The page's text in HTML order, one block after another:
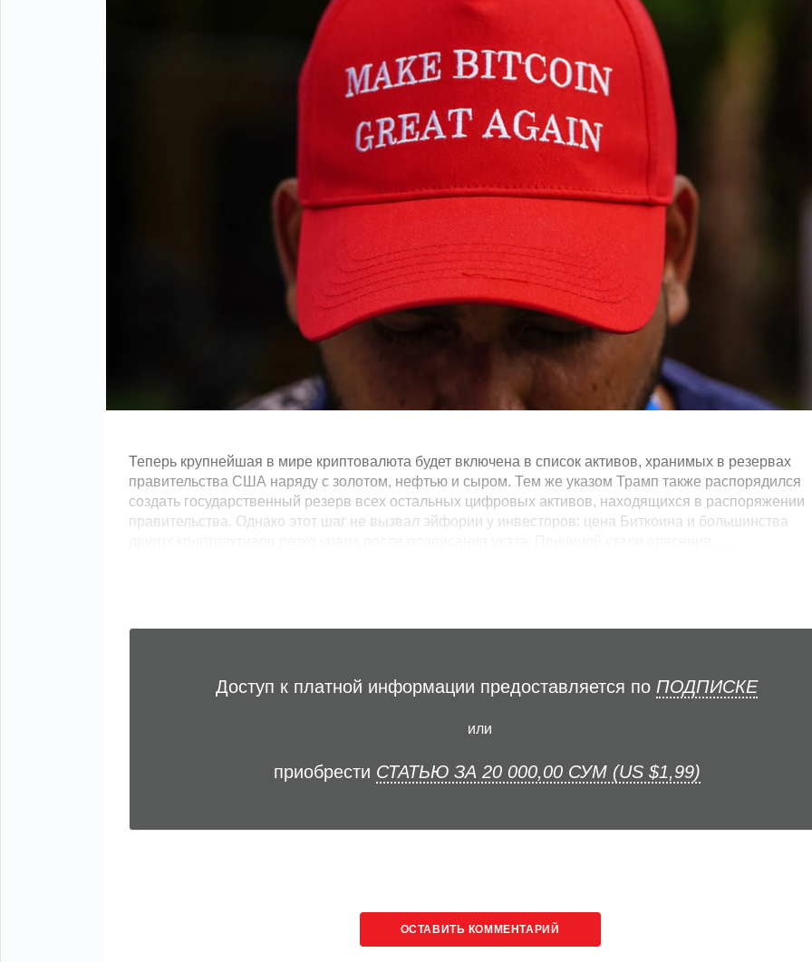
Теперь крупнейшая в мире криптовалюта будет включена в список активов, хранимых в резервах
правительства США наряду с золотом, нефтью и сыром. Тем же указом Трамп также распорядился
создать государственный резерв всех остальных цифровых активов, находящихся в распоряжении
правительства. Однако этот шаг не вызвал эйфории у инвесторов: цена Биткоина и большинства
Доступ к платной информации предоставляется по ПОДПИСКЕ
или
приобрести СТАТЬЮ ЗА 20 000,00 СУМ (US $1,99)
ОСТАВИТЬ КОММЕНТАРИЙ